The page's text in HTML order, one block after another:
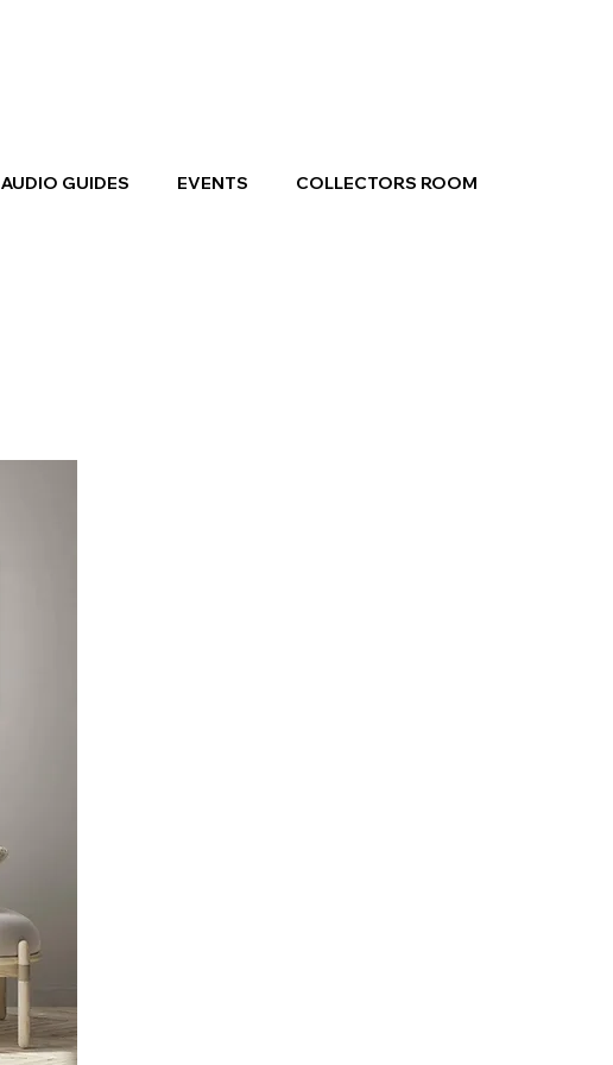
AUDIO GUIDES EVENTS COLLECTORS ROOM